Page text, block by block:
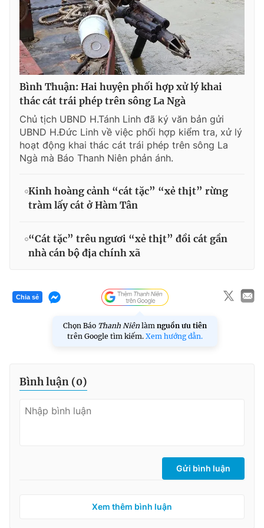
Bình Thuận: Hai huyện phối hợp xử lý khai
thác cát trái phép trên sông La Ngà
Chủ tịch UBND H.Tánh Linh đã ký văn bản gửi
UBND H.Đức Linh về việc phối hợp kiểm tra, xử lý
hoạt động khai thác cát trái phép trên sông La
Ngà mà Báo Thanh Niên phản ánh.
Kinh hoàng cảnh “cát tặc” “xẻ thịt” rừng
tràm lấy cát ở Hàm Tân
“Cát tặc” trêu ngươi “xẻ thịt” đồi cát gần
nhà cán bộ địa chính xã
Chia sẻ
Chọn Báo Thanh Niên làm nguồn ưu tiên
trên Google tìm kiếm. Xem hướng dẫn.
Bình luận (0)
Gửi bình luận
Xem thêm bình luận